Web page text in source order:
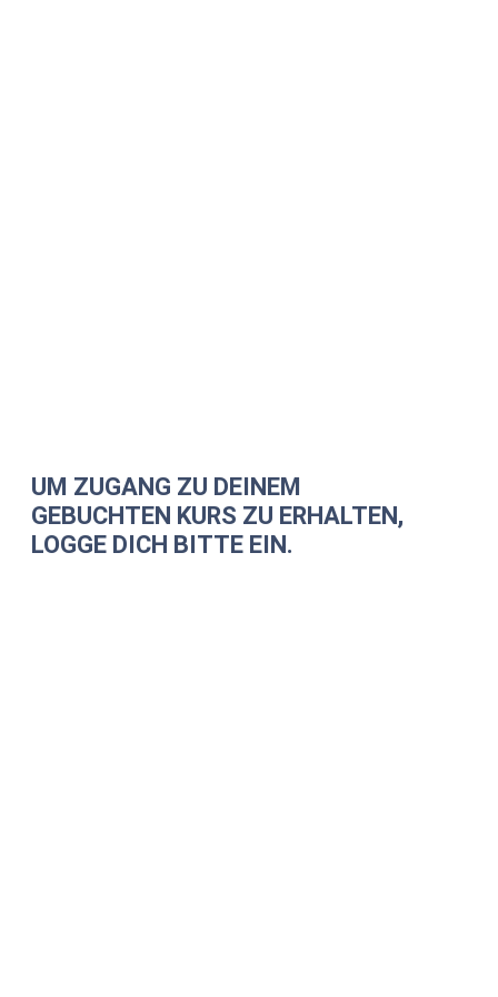
UM ZUGANG ZU DEINEM
GEBUCHTEN KURS ZU ERHALTEN,
LOGGE DICH BITTE EIN.